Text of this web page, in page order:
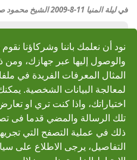
نود أن نعلمك باننا وشركاؤنا
والوصول إليها عبر جهازك،
المثال المعرفات الفريدة في
لمعالجة البيانات الشخصية.
اختياراتك، واذا كنت تري او
تلك الرسالة والمضي قدما فى
ذلك في عملية التصفح التي
التفاصيل، يرجى الاطلاع على
فيليلة المنيا 11-8-2009 الشيخ محمود صديق المنشاوى
رد: ليلة المنيا 11-8-2009 الشيخ محمود صديق المنشاوى
السلام عليكم اظن ان حفلة
اشرف وهو احد اقرباء الشيخ